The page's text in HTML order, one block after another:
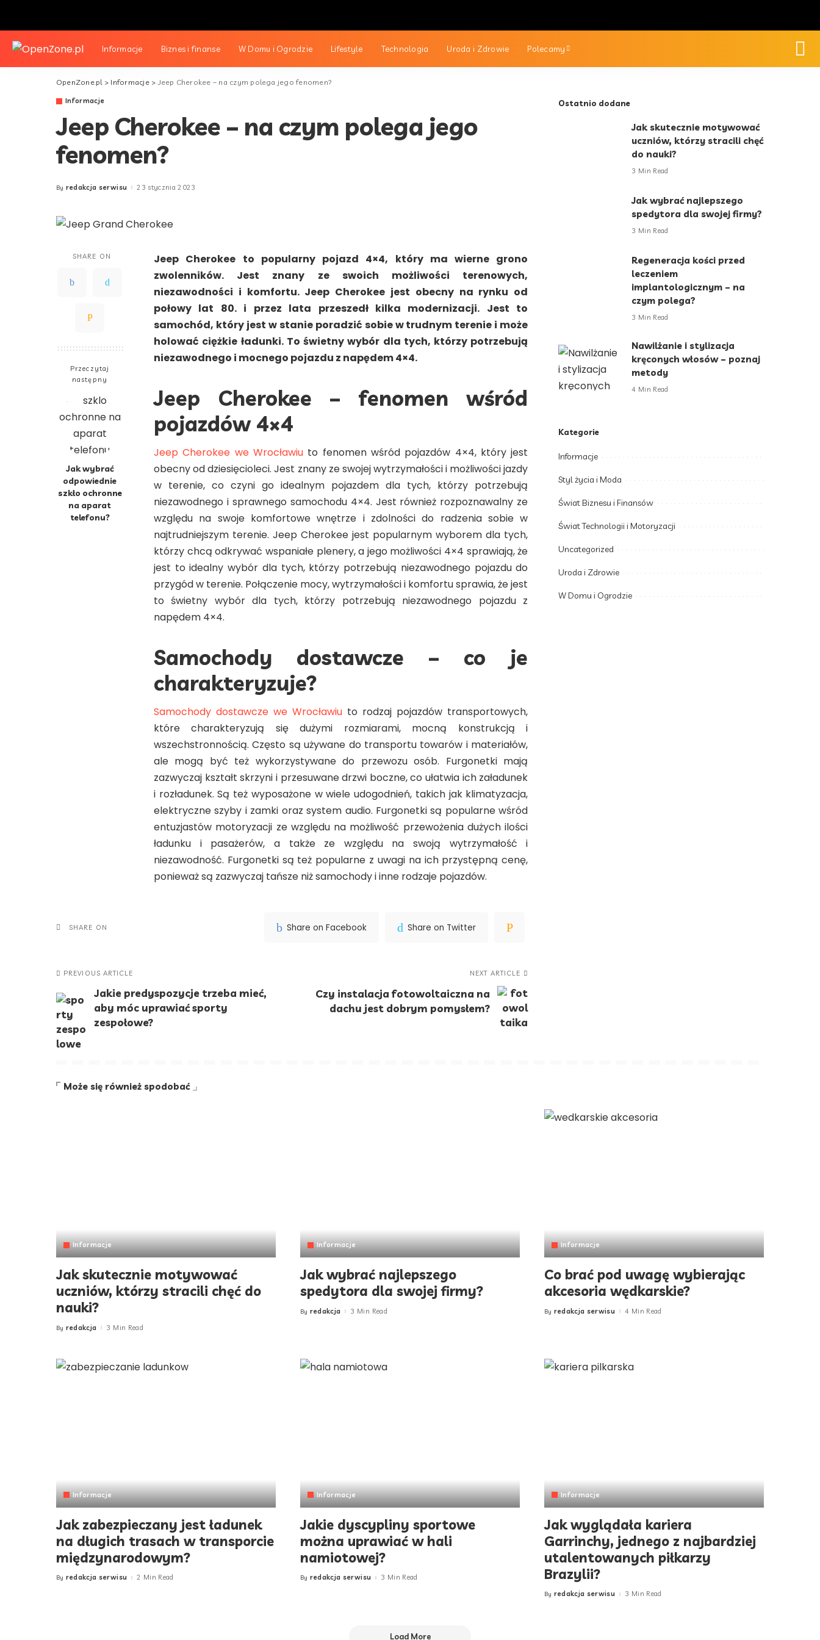
Informacje Biznes i finanse W Domu i Ogrodzie Lifestyle Technologia Uroda i Zdrowie Polecamy
OpenZone.pl> Informacje>Jeep Cherokee – na czym polega jego fenomen?
Informacje
Jeep Cherokee – na czym polega jego
fenomen?
Posted
By redakcja serwisu 23 stycznia 2023
SHARE ON
Przeczytaj
następny
Jak wybrać
odpowiednie
szkło ochronne
na aparat
telefonu?
Jeep Cherokee to popularny pojazd 4×4, który ma wierne grono
zwolenników. Jest znany ze swoich możliwości terenowych,
niezawodności i komfortu. Jeep Cherokee jest obecny na rynku od
połowy lat 80. i przez lata przeszedł kilka modernizacji. Jest to
samochód, który jest w stanie poradzić sobie w trudnym terenie i może
holować ciężkie ładunki. To świetny wybór dla tych, którzy potrzebują
niezawodnego i mocnego pojazdu z napędem 4×4.
Jeep Cherokee – fenomen wśród
pojazdów 4×4
Jeep Cherokee we Wrocławiuto fenomen wśród pojazdów 4×4, który jest
obecny od dziesięcioleci. Jest znany ze swojej wytrzymałości i możliwości jazdy
w terenie, co czyni go idealnym pojazdem dla tych, którzy potrzebują
niezawodnego i sprawnego samochodu 4×4. Jest również rozpoznawalny ze
względu na swoje komfortowe wnętrze i zdolności do radzenia sobie w
najtrudniejszym terenie. Jeep Cherokee jest popularnym wyborem dla tych,
którzy chcą odkrywać wspaniałe plenery, a jego możliwości 4×4 sprawiają, że
jest to idealny wybór dla tych, którzy potrzebują niezawodnego pojazdu do
przygód w terenie. Połączenie mocy, wytrzymałości i komfortu sprawia, że jest
to świetny wybór dla tych, którzy potrzebują niezawodnego pojazdu z
napędem 4×4.
Samochody dostawcze – co je
charakteryzuje?
Samochody dostawcze we Wrocławiu to rodzaj pojazdów transportowych,
które charakteryzują się dużymi rozmiarami, mocną konstrukcją i
wszechstronnością. Często są używane do transportu towarów i materiałów,
ale mogą być też wykorzystywane do przewozu osób. Furgonetki mają
zazwyczaj kształt skrzyni i przesuwane drzwi boczne, co ułatwia ich załadunek
i rozładunek. Są też wyposażone w wiele udogodnień, takich jak klimatyzacja,
elektryczne szyby i zamki oraz system audio. Furgonetki są popularne wśród
entuzjastów motoryzacji ze względu na możliwość przewożenia dużych ilości
ładunku i pasażerów, a także ze względu na swoją wytrzymałość i
niezawodność. Furgonetki są też popularne z uwagi na ich przystępną cenę,
ponieważ są zazwyczaj tańsze niż samochody i inne rodzaje pojazdów.
SHARE ON Share on Facebook Share on Twitter
PREVIOUS ARTICLE
Jakie predyspozycje trzeba mieć,
aby móc uprawiać sporty
zespołowe?
NEXT ARTICLE
Czy instalacja fotowoltaiczna na
dachu jest dobrym pomysłem?
Ostatnio dodane
Jak skutecznie motywować
uczniów, którzy stracili chęć
do nauki?
3 Min Read
Jak wybrać najlepszego
spedytora dla swojej firmy?
3 Min Read
Regeneracja kości przed
leczeniem
implantologicznym – na
czym polega?
3 Min Read
Nawilżanie i stylizacja
kręconych włosów – poznaj
metody
4 Min Read
Kategorie
Informacje
Styl życia i Moda
Świat Biznesu i Finansów
Świat Technologii i Motoryzacji
Uncategorized
Uroda i Zdrowie
W Domu i Ogrodzie
Może się również spodobać
Informacje
Jak skutecznie motywować
uczniów, którzy stracili chęć do
nauki?
Posted
By redakcja 3 Min Read
Informacje
Jak wybrać najlepszego
spedytora dla swojej firmy?
Posted
By redakcja 3 Min Read
Informacje
Co brać pod uwagę wybierając
akcesoria wędkarskie?
Posted
By redakcja serwisu 4 Min Read
Informacje
Jak zabezpieczany jest ładunek
na długich trasach w transporcie
międzynarodowym?
Posted
By redakcja serwisu 2 Min Read
Informacje
Jakie dyscypliny sportowe
można uprawiać w hali
namiotowej?
Posted
By redakcja serwisu 3 Min Read
Informacje
Jak wyglądała kariera
Garrinchy, jednego z najbardziej
utalentowanych piłkarzy
Brazylii?
Posted
By redakcja serwisu 3 Min Read
Load More